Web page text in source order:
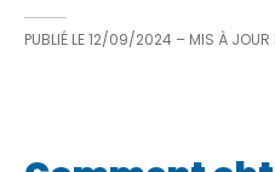
PUBLIÉ LE12/09/2024 – MIS À JOUR